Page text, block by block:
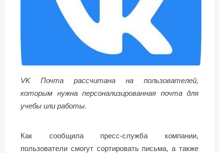
VK Почта рассчитана на пользователей,
которым нужна персонализированная почта для
учебы или работы.
Как сообщила пресс-служба компании,
пользователи смогут сортировать письма, а также